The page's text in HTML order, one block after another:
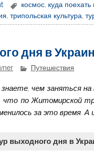
космос, куда
,трипольская культура ,
дня в
Путешествия
чем заняться
что по Житомирской
за это время. А
выходного дня в